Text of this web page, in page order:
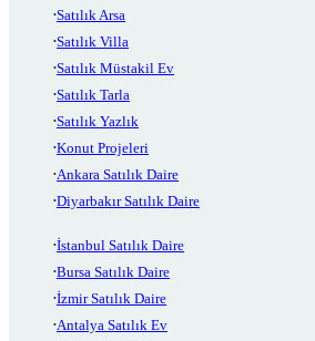
Satılık Arsa
Satılık Villa
Satılık Müstakil Ev
Satılık Tarla
Satılık Yazlık
Konut Projeleri
Ankara Satılık Daire
Diyarbakır Satılık Daire
İstanbul Satılık Daire
Bursa Satılık Daire
İzmir Satılık Daire
Antalya Satılık Ev